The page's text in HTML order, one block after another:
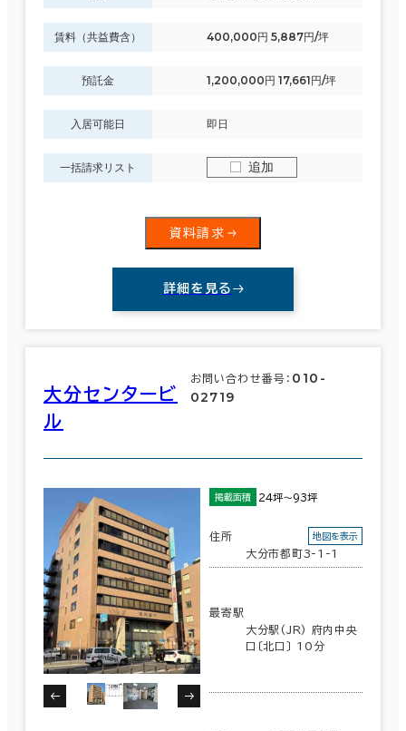
賃料（共益費含） 400,000円 5,887円/坪
預託金 1,200,000円 17,661円/坪
入居可能日 即日
一括請求リスト 追加
資料請求
詳細を見る
大分センタービ
ル
お問い合わせ番号： 010-
02719
掲載面積 24坪～93坪
住所
大分市都町3-1-1
地図を表示
最寄駅
大分駅(JR) 府内中央
口〔北口〕 10分